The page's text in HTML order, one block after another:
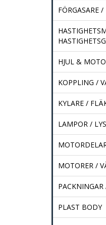
FÖRGASARE /
HJUL &
KOPPLING /
KYLARE /
LAMPOR /
MOTORER /
PLAST BODY